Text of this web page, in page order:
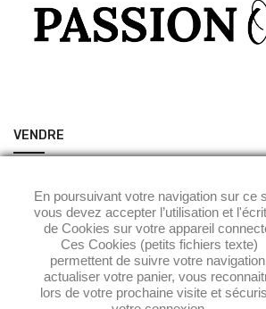
En poursuivant votre navigation sur ce
vous devez accepter l’utilisation et
de Cookies sur votre appareil
Ces Cookies (petits fichiers texte)
permettent de suivre votre
actualiser votre panier, vous
lors de votre prochaine visite et
VENDRE
ACHETER